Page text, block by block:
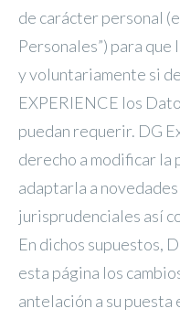
de carácter personal
Personales”) para
y voluntariamente si
EXPERIENCE los
puedan requerir. DG
derecho a modificar
adaptarla a
jurisprudenciales así
En dichos supuestos,
esta página los
antelación a su puesta